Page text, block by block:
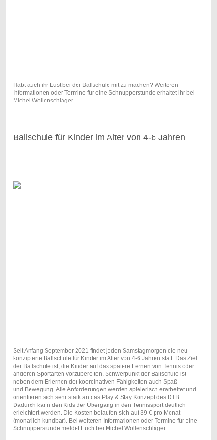
Habt auch ihr Lust bei der Ballschule mit zu machen? Weiteren
Informationen oder Termine für eine Schnupperstunde erhaltet ihr bei
Michel Wollenschläger.
Ballschule für Kinder im Alter von 4-6 Jahren
Seit Anfang September 2021 findet jeden Samstagmorgen die neu
konzipierte Ballschule für Kinder im Alter von 4-6 Jahren statt. Das Ziel
der Ballschule ist, die Kinder auf das spätere Lernen von Tennis oder
anderen Sportarten vorzubereiten. Schwerpunkt der Ballschule ist
neben dem Erlernen der koordinativen Fähigkeiten auch Spaß
und Bewegung. Alle Anforderungen werden spielerisch erarbeitet und
orientieren sich sehr stark an das Play & Stay Konzept des DTB.
Dadurch kann den Kids der Übergang in den Tennissport deutlich
erleichtert werden. Die Kosten belaufen sich auf 39 € pro Monat
(monatlich kündbar). Bei weiteren Informationen oder Termine für eine
Schnupperstunde meldet Euch bei Michel Wollenschläger.